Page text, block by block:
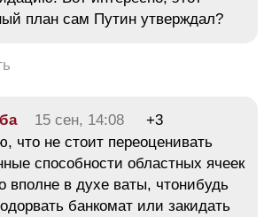
план сам Путин утверждал?
15 сен, 14:08
+3
что не стоит переоценивать
способности областных ячеек
вполне в духе ваты, чтонибудь
банкомат или закидать